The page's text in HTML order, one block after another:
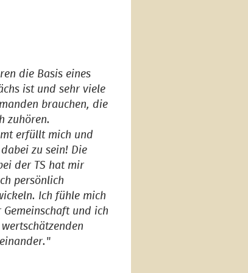
die Basis eines
ist und sehr viele
brauchen, die
zuhören.
erfüllt mich und
zu sein! Die
der TS hat mir
persönlich
Ich fühle mich
Gemeinschaft und ich